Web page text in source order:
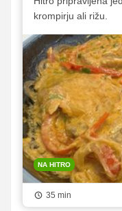
krompirju ali rižu.
NA HITRO
35 min